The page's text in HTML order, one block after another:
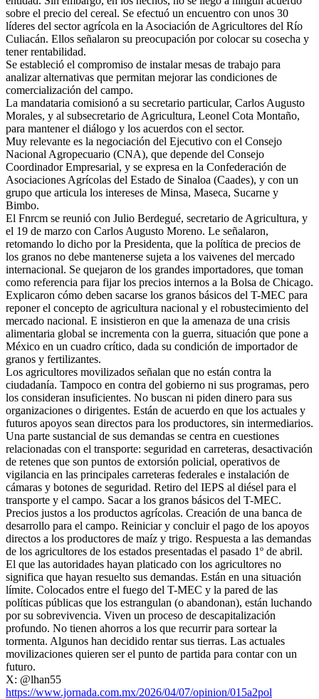
sobre el precio del cereal. Se efectuó un encuentro con unos 30
líderes del sector agrícola en la Asociación de Agricultores del Río
Culiacán. Ellos señalaron su preocupación por colocar su cosecha y
tener rentabilidad.
Se estableció el compromiso de instalar mesas de trabajo para
analizar alternativas que permitan mejorar las condiciones de
comercialización del campo.
La mandataria comisionó a su secretario particular, Carlos Augusto
Morales, y al subsecretario de Agricultura, Leonel Cota Montaño,
para mantener el diálogo y los acuerdos con el sector.
Muy relevante es la negociación del Ejecutivo con el Consejo
Nacional Agropecuario (CNA), que depende del Consejo
Coordinador Empresarial, y se expresa en la Confederación de
Asociaciones Agrícolas del Estado de Sinaloa (Caades), y con un
grupo que articula los intereses de Minsa, Maseca, Sucarne y
Bimbo.
El Fnrcm se reunió con Julio Berdegué, secretario de Agricultura, y
el 19 de marzo con Carlos Augusto Moreno. Le señalaron,
retomando lo dicho por la Presidenta, que la política de precios de
los granos no debe mantenerse sujeta a los vaivenes del mercado
internacional. Se quejaron de los grandes importadores, que toman
como referencia para fijar los precios internos a la Bolsa de Chicago.
Explicaron cómo deben sacarse los granos básicos del T-MEC para
reponer el concepto de agricultura nacional y el robustecimiento del
mercado nacional. E insistieron en que la amenaza de una crisis
alimentaria global se incrementa con la guerra, situación que pone a
México en un cuadro crítico, dada su condición de importador de
granos y fertilizantes.
Los agricultores movilizados señalan que no están contra la
ciudadanía. Tampoco en contra del gobierno ni sus programas, pero
los consideran insuficientes. No buscan ni piden dinero para sus
organizaciones o dirigentes. Están de acuerdo en que los actuales y
futuros apoyos sean directos para los productores, sin intermediarios.
Una parte sustancial de sus demandas se centra en cuestiones
relacionadas con el transporte: seguridad en carreteras, desactivación
de retenes que son puntos de extorsión policial, operativos de
vigilancia en las principales carreteras federales e instalación de
cámaras y botones de seguridad. Retiro del IEPS al diésel para el
transporte y el campo. Sacar a los granos básicos del T-MEC.
Precios justos a los productos agrícolas. Creación de una banca de
desarrollo para el campo. Reiniciar y concluir el pago de los apoyos
directos a los productores de maíz y trigo. Respuesta a las demandas
de los agricultores de los estados presentadas el pasado 1º de abril.
El que las autoridades hayan platicado con los agricultores no
significa que hayan resuelto sus demandas. Están en una situación
límite. Colocados entre el fuego del T-MEC y la pared de las
políticas públicas que los estrangulan (o abandonan), están luchando
por su sobrevivencia. Viven un proceso de descapitalización
profundo. No tienen ahorros a los que recurrir para sortear la
tormenta. Algunos han decidido rentar sus tierras. Las actuales
movilizaciones quieren ser el punto de partida para contar con un
futuro.
X: @lhan55
https://www.jornada.com.mx/2026/04/07/opinion/015a2pol